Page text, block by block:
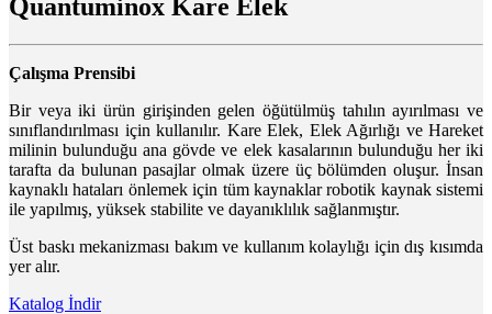
Quantuminox Kare Elek
Çalışma Prensibi
Bir veya iki ürün girişinden gelen öğütülmüş tahılın ayırılması ve
sınıflandırılması için kullanılır. Kare Elek, Elek Ağırlığı ve Hareket
milinin bulunduğu ana gövde ve elek kasalarının bulunduğu her iki
tarafta da bulunan pasajlar olmak üzere üç bölümden oluşur. İnsan
kaynaklı hataları önlemek için tüm kaynaklar robotik kaynak sistemi
ile yapılmış, yüksek stabilite ve dayanıklılık sağlanmıştır.
Üst baskı mekanizması bakım ve kullanım kolaylığı için dış kısımda
yer alır.
Katalog İndir